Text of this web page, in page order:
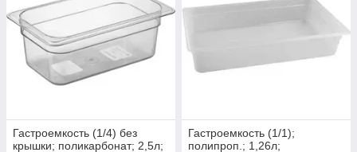
Гастроемкость (1/4) без
крышки; поликарбонат; 2,5л;
Гастроемкость (1/1);
полипроп.; 1,26л;